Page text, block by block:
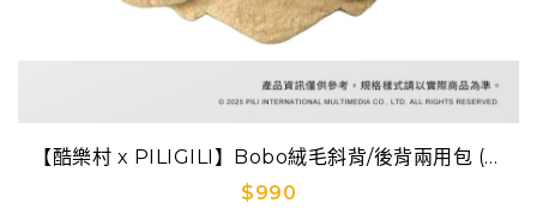
【酷樂村 x PILIGILI】Bobo絨毛斜背/後背兩用包 (球
尾麒麟)
$990